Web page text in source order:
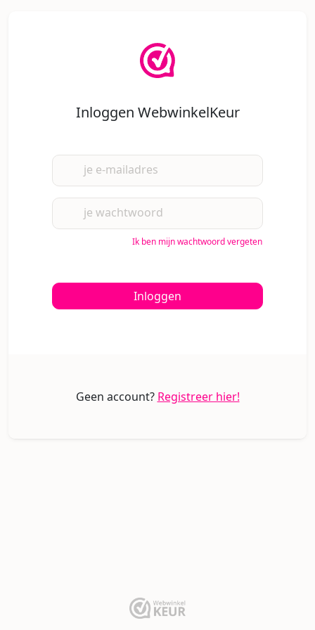
Inloggen WebwinkelKeur
je e-mailadres
je wachtwoord
Ik ben mijn wachtwoord vergeten
Inloggen
Geen account? Registreer hier!